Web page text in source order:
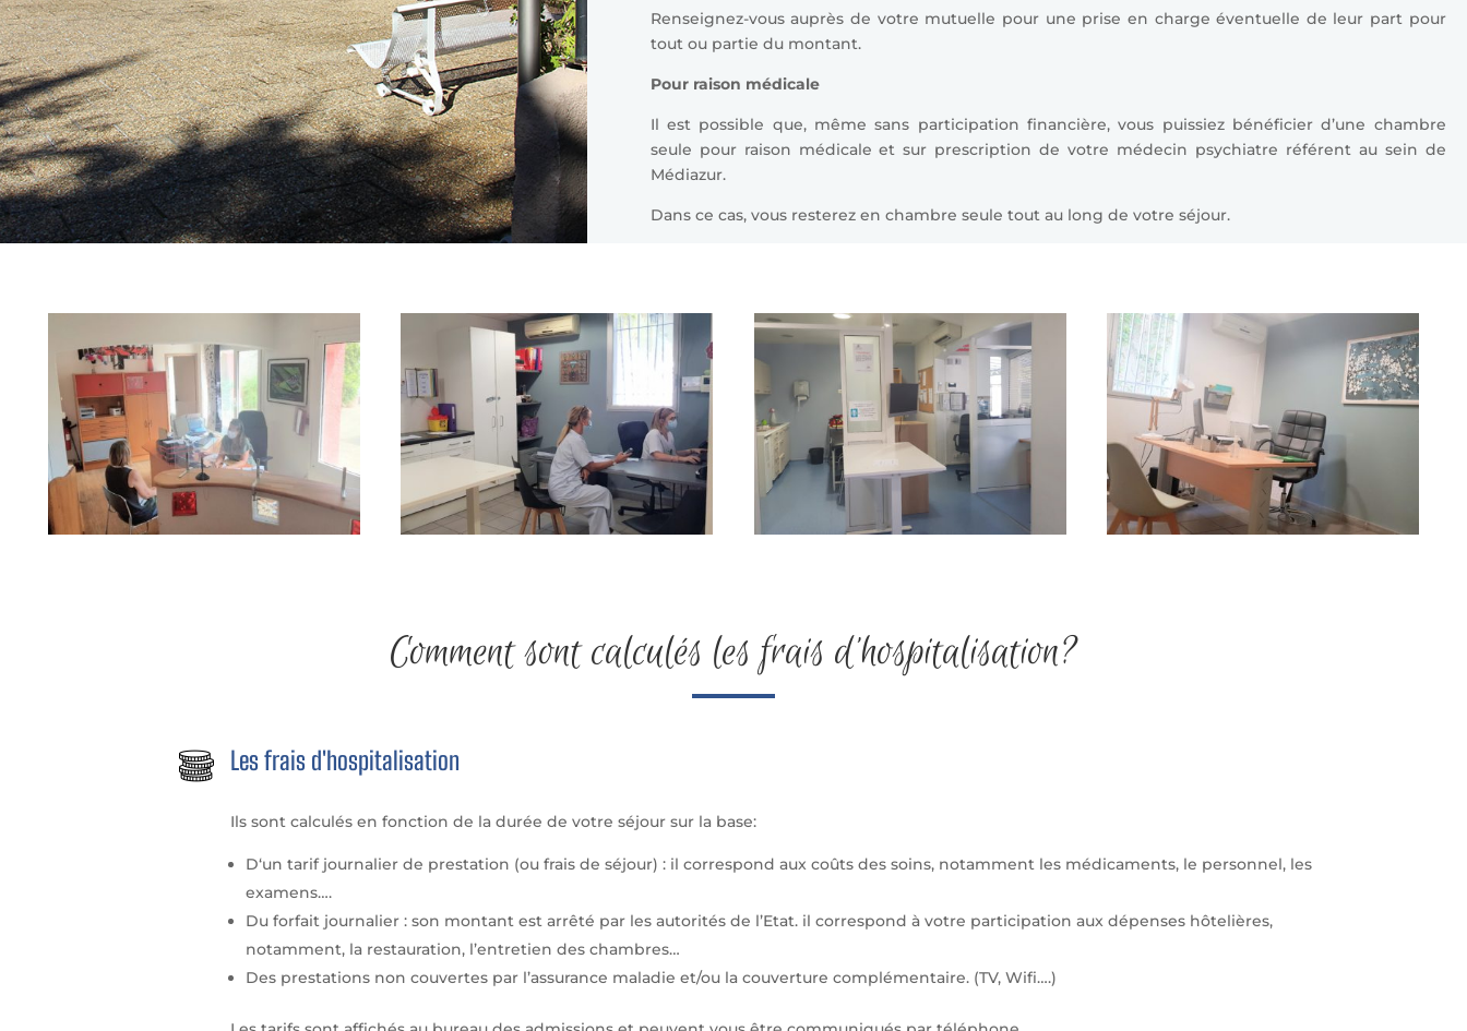
Renseignez-vous auprès de votre mutuelle pour une prise en charge éventuelle de leur part pour
tout ou partie du montant.
Pour raison médicale
Il est possible que, même sans participation financière, vous puissiez bénéficier d’une chambre
seule pour raison médicale et sur prescription de votre médecin psychiatre référent au sein de
Médiazur.
Dans ce cas, vous resterez en chambre seule tout au long de votre séjour.
Comment sont calculés les frais d’hospitalisation?
Les frais d'hospitalisation
Ils sont calculés en fonction de la durée de votre séjour sur la base:
D‘un tarif journalier de prestation (ou frais de séjour) : il correspond aux coûts des soins, notamment les médicaments, le personnel, les
examens….
Du forfait journalier : son montant est arrêté par les autorités de l’Etat. il correspond à votre participation aux dépenses hôtelières,
notamment, la restauration, l’entretien des chambres…
Des prestations non couvertes par l’assurance maladie et/ou la couverture complémentaire. (TV, Wifi….)